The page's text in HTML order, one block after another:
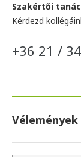
Szakértői
Kérdezd
+36 21 /
Vélemények